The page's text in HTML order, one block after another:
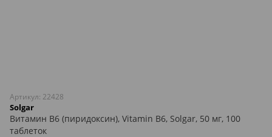
Артикул: 22428
Solgar
Витамин В6 (пиридоксин), Vitamin B6, Solgar, 50 мг, 100
таблеток